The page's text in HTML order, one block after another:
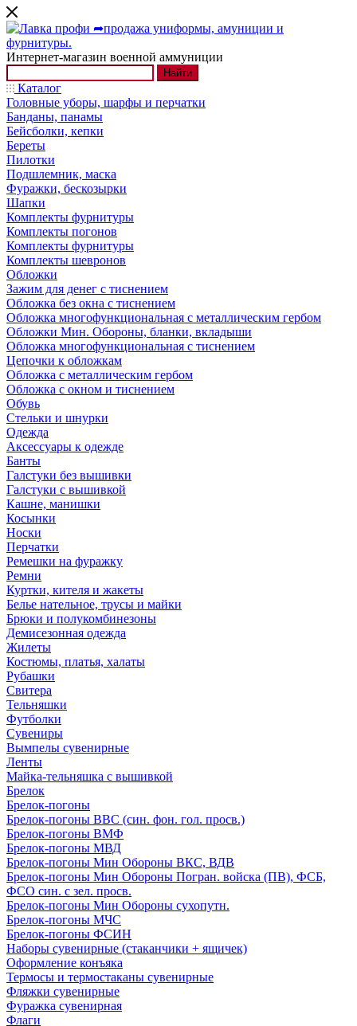
Интернет-магазин военной аммуниции
Найти
Каталог
Головные уборы, шарфы и перчатки
Банданы, панамы
Бейсболки, кепки
Береты
Пилотки
Подшлемник, маска
Фуражки, бескозырки
Шапки
Комплекты фурнитуры
Комплекты погонов
Комплекты фурнитуры
Комплекты шевронов
Обложки
Зажим для денег с тиснением
Обложка без окна с тиснением
Обложка многофункциональная с металлическим гербом
Обложки Мин. Обороны, бланки, вкладыши
Обложка многофункциональная с тиснением
Цепочки к обложкам
Обложка с металлическим гербом
Обложка с окном и тиснением
Обувь
Стельки и шнурки
Одежда
Аксессуары к одежде
Банты
Галстуки без вышивки
Галстуки с вышивкой
Кашне, манишки
Косынки
Носки
Перчатки
Ремешки на фуражку
Ремни
Куртки, кителя и жакеты
Белье нательное, трусы и майки
Брюки и полукомбинезоны
Демисезонная одежда
Жилеты
Костюмы, платья, халаты
Рубашки
Свитера
Тельняшки
Футболки
Сувениры
Вымпелы сувенирные
Ленты
Майка-тельняшка с вышивкой
Брелок
Брелок-погоны
Брелок-погоны ВВС (син. фон. гол. просв.)
Брелок-погоны ВМФ
Брелок-погоны МВД
Брелок-погоны Мин Обороны ВКС, ВДВ
Брелок-погоны Мин Обороны Погран. войска (ПВ), ФСБ,
ФСО син. с зел. просв.
Брелок-погоны Мин Обороны сухопутн.
Брелок-погоны МЧС
Брелок-погоны ФСИН
Наборы сувенирные (стаканчики + ящичек)
Оформление конъяка
Термосы и термостаканы сувенирные
Фляжки сувенирные
Фуражка сувенирная
Флаги